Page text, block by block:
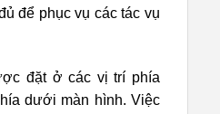
để phục vụ các tác vụ
đặt ở các vị trí phía
dưới màn hình. Việc